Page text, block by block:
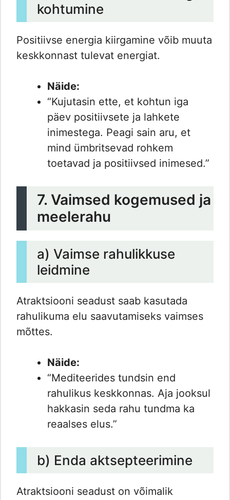
kohtumine
Positiivse energia kiirgamine võib muuta
keskkonnast tulevat energiat.
Näide:
“Kujutasin ette, et kohtun iga
päev positiivsete ja lahkete
inimestega. Peagi sain aru, et
mind ümbritsevad rohkem
toetavad ja positiivsed inimesed.”
7. Vaimsed kogemused ja
meelerahu
a) Vaimse rahulikkuse
leidmine
Atraktsiooni seadust saab kasutada
rahulikuma elu saavutamiseks vaimses
mõttes.
Näide:
“Mediteerides tundsin end
rahulikus keskkonnas. Aja jooksul
hakkasin seda rahu tundma ka
reaalses elus.”
b) Enda aktsepteerimine
Atraktsiooni seadust on võimalik